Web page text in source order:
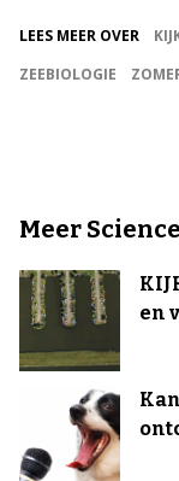
LEES MEER OVER
ZEEBIOLOGIE
Meer Science
en